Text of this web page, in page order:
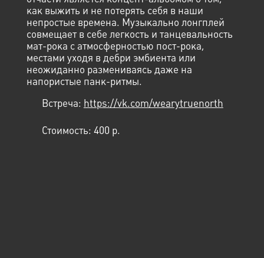
как выжить и не потерять себя в наши
непростые времена. Музыкально лонгплей
совмещает в себе легкость и танцевальность
мат-рока с атмосферностью пост-рока,
местами уходя в дебри эмбиента или
неожиданно размениваясь даже на
напористые панк-ритмы.
Встреча: https://vk.com/wearytruenorth
Стоимость: 400 p.